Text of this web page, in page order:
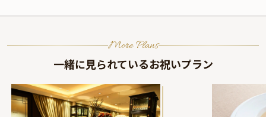
More Plans
一緒に見られているお祝いプラン